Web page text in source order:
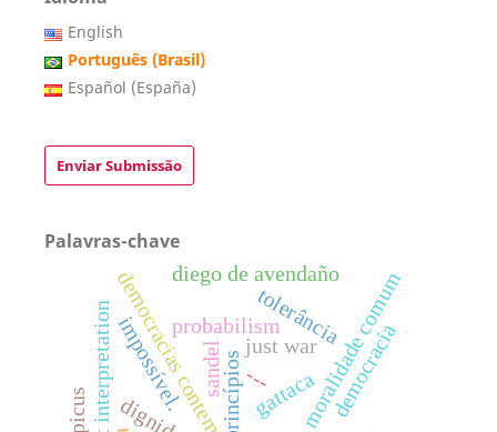
English
Português (Brasil)
Español (España)
Enviar Submissão
Palavras-chave
---
gattacamoralidade comum
princípios democracia
sandel just war
tolerância
diego de avendaño
probabilism
impossível.